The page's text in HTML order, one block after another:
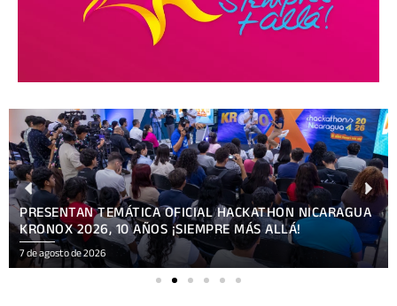
PRESENTAN TEMÁTICA OFICIAL HACKATHON NICARAGUA
KRONOX 2026, 10 AÑOS ¡SIEMPRE MÁS ALLÁ!
7 de agosto de 2026